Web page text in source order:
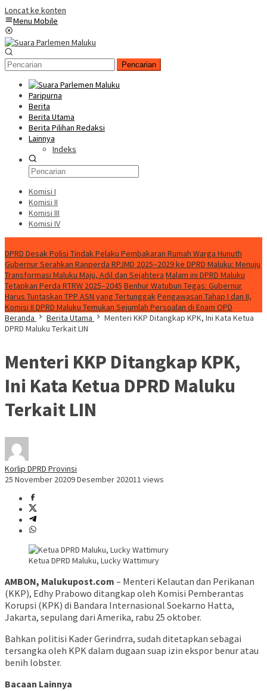
Loncat ke konten
Menu Mobile
Pencarian
Paripurna
Berita
Berita Utama
Berita Pilihan Redaksi
Lainnya
Indeks
Komisi I
Komisi II
Komisi III
Komisi IV
DPRD Desak Polisi Tindak Pelaku Pembakaran Rumah Warga Hunuth
Gubernur Serahkan Ranperda RPJMD 2025–2029 ke DPRD Maluku: Menuju
Transformasi Maluku Maju, Adil dan Sejahtera Malam ini DPRD Maluku
Tetapkan Perda RTRW 2025–2045 Benhur Watubun Tegas: Gubernur
Harus Tuntaskan TPP ASN yang TertunggakPengawasan Tahap I dan II,
Komisi II DPRD Maluku Temukan Sejumlah Persoalan di Enam OPD
Beranda
Berita Utama
Menteri KKP Ditangkap KPK, Ini Kata Ketua
DPRD Maluku Terkait LIN
Menteri KKP Ditangkap KPK,
Ini Kata Ketua DPRD Maluku
Terkait LIN
Korlip DPRD Provinsi
25 November 20209 Desember 202011 views
Ketua DPRD Maluku, Lucky Wattimury
AMBON, Malukupost.com – Menteri Kelautan dan Perikanan
(KKP), Edhy Prabowo ditangkap oleh Komisi Pemberantas
Korupsi (KPK) di Bandara Internasional Soekarno Hatta,
Jakarta, sepulang dari Amerika, rabu 25 oktober.
Bahkan politisi Kader Gerindrra, sudah ditetapkan sebagai
tersangka oleh KPK dalam dugaan suap izin ekspor benur atau
benih lobster.
Bacaan Lainnya